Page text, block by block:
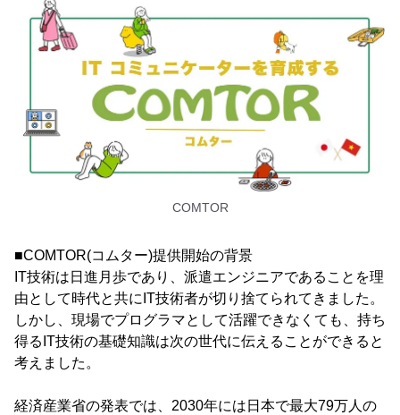
COMTOR
■COMTOR(コムター)提供開始の背景
IT技術は日進月歩であり、派遣エンジニアであることを理
由として時代と共にIT技術者が切り捨てられてきました。
しかし、現場でプログラマとして活躍できなくても、持ち
得るIT技術の基礎知識は次の世代に伝えることができると
考えました。
経済産業省の発表では、2030年には日本で最大79万人の